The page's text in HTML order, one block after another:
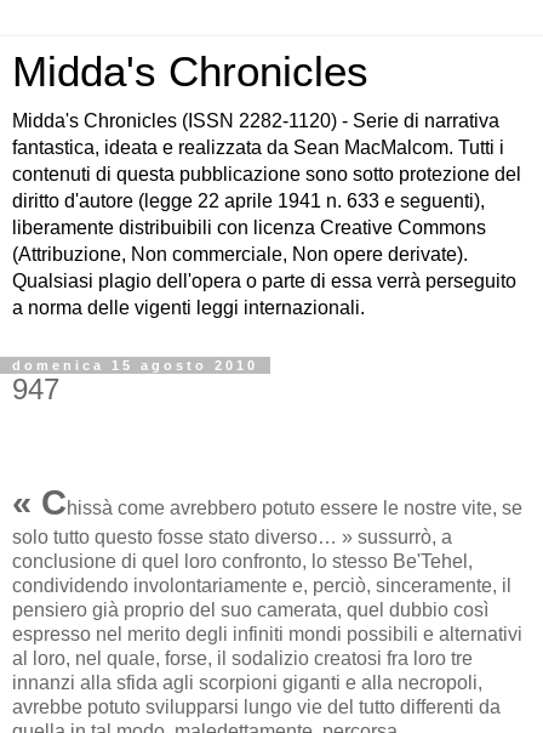
Midda's Chronicles
Midda's Chronicles (ISSN 2282-1120) - Serie di narrativa
fantastica, ideata e realizzata da Sean MacMalcom. Tutti i
contenuti di questa pubblicazione sono sotto protezione del
diritto d'autore (legge 22 aprile 1941 n. 633 e seguenti),
liberamente distribuibili con licenza Creative Commons
(Attribuzione, Non commerciale, Non opere derivate).
Qualsiasi plagio dell'opera o parte di essa verrà perseguito
a norma delle vigenti leggi internazionali.
domenica 15 agosto 2010
947
« Chissà come avrebbero potuto essere le nostre vite, se
solo tutto questo fosse stato diverso… » sussurrò, a
conclusione di quel loro confronto, lo stesso Be'Tehel,
condividendo involontariamente e, perciò, sinceramente, il
pensiero già proprio del suo camerata, quel dubbio così
espresso nel merito degli infiniti mondi possibili e alternativi
al loro, nel quale, forse, il sodalizio creatosi fra loro tre
innanzi alla sfida agli scorpioni giganti e alla necropoli,
avrebbe potuto svilupparsi lungo vie del tutto differenti da